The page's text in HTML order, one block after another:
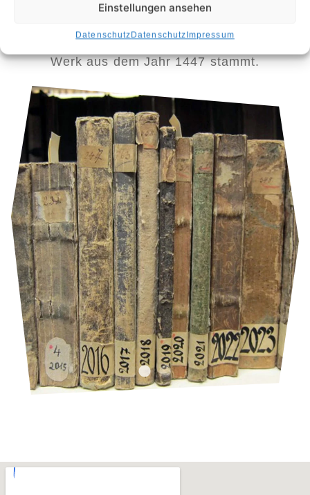
Einstellungen ansehen
DatenschutzDatenschutzImpressum
umfasst die Kirchenbibliothek, deren ältestes
Werk aus dem Jahr 1447 stammt.